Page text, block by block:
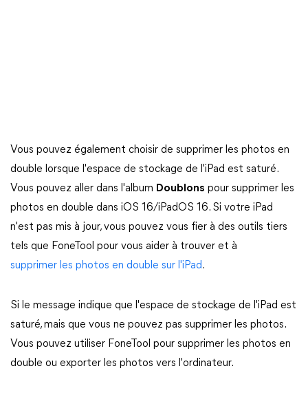
Vous pouvez également choisir de supprimer les photos en
double lorsque l'espace de stockage de l'iPad est saturé.
Vous pouvez aller dans l'album Doublons pour supprimer les
photos en double dans iOS 16/iPadOS 16. Si votre iPad
n'est pas mis à jour, vous pouvez vous fier à des outils tiers
tels que FoneTool pour vous aider à trouver et à
supprimer les photos en double sur l'iPad.
Si le message indique que l'espace de stockage de l'iPad est
saturé, mais que vous ne pouvez pas supprimer les photos.
Vous pouvez utiliser FoneTool pour supprimer les photos en
double ou exporter les photos vers l'ordinateur.